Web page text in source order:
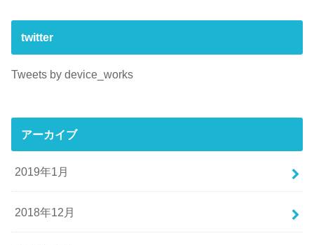
twitter
Tweets by device_works
アーカイブ
2019年1月
2018年12月